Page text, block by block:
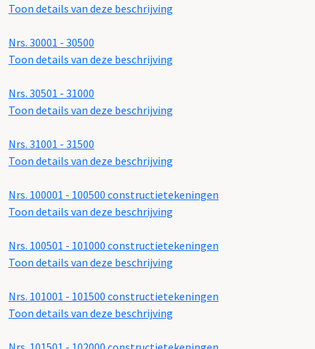
Toon details van deze beschrijving
Nrs. 30001 - 30500
Toon details van deze beschrijving
Nrs. 30501 - 31000
Toon details van deze beschrijving
Nrs. 31001 - 31500
Toon details van deze beschrijving
Nrs. 100001 - 100500 constructietekeningen
Toon details van deze beschrijving
Nrs. 100501 - 101000 constructietekeningen
Toon details van deze beschrijving
Nrs. 101001 - 101500 constructietekeningen
Toon details van deze beschrijving